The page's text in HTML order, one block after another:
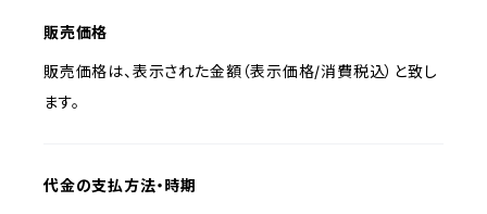
販売価格
販売価格は、表示された金額（表示価格/消費税込）と致し
ます。
代金の支払方法・時期